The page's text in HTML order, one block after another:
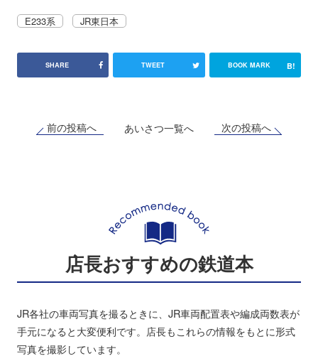
E233系 JR東日本
SHARE TWEET BOOK MARK B!
前の投稿へ あいさつ一覧へ 次の投稿へ
店長おすすめの鉄道本
JR各社の車両写真を撮るときに、JR車両配置表や編成両数表が
手元になると大変便利です。店長もこれらの情報をもとに形式
写真を撮影しています。